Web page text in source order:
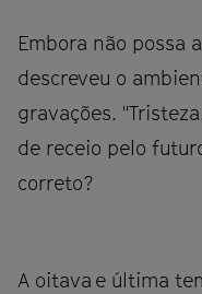
Embora não possa
descreveu o
gravações.
de receio pelo
correto?
A oitava e última